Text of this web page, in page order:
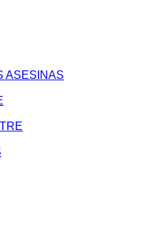
ASESINAS